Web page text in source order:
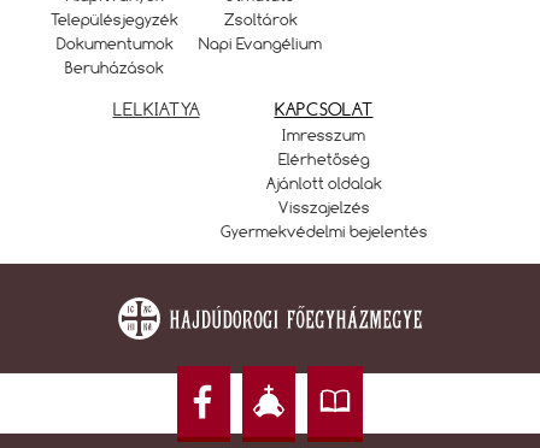
Településjegyzék
Dokumentumok
Beruházások
Zsoltárok
Napi Evangélium
LELKIATYA KAPCSOLAT
Imresszum
Elérhetőség
Ajánlott oldalak
Visszajelzés
Gyermekvédelmi bejelentés